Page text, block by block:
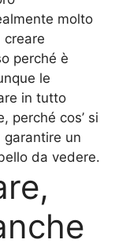
molto
creare
perché è
le
in tutto
perché cos’ si
garantire un
da vedere.